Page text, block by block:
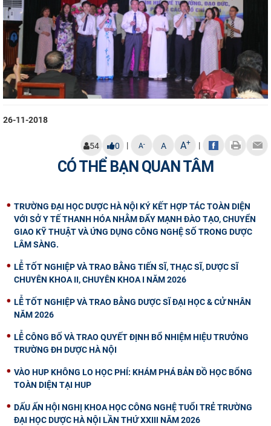
26-11-2018
54 0 | A- A A+ |
CÓ THỂ BẠN QUAN TÂM
TRƯỜNG ĐẠI HỌC DƯỢC HÀ NỘI KÝ KẾT HỢP TÁC TOÀN DIỆN
VỚI SỞ Y TẾ THANH HÓA NHẰM ĐẨY MẠNH ĐÀO TẠO, CHUYỂN
GIAO KỸ THUẬT VÀ ỨNG DỤNG CÔNG NGHỆ SỐ TRONG DƯỢC
LÂM SÀNG.
LỄ TỐT NGHIỆP VÀ TRAO BẰNG TIẾN SĨ, THẠC SĨ, DƯỢC SĨ
CHUYÊN KHOA II, CHUYÊN KHOA I NĂM 2026
LỄ TỐT NGHIỆP VÀ TRAO BẰNG DƯỢC SĨ ĐẠI HỌC & CỬ NHÂN
NĂM 2026
LỄ CÔNG BỐ VÀ TRAO QUYẾT ĐỊNH BỔ NHIỆM HIỆU TRƯỞNG
TRƯỜNG ĐH DƯỢC HÀ NỘI
VÀO HUP KHÔNG LO HỌC PHÍ: KHÁM PHÁ BẢN ĐỒ HỌC BỔNG
TOÀN DIỆN TẠI HUP
DẤU ẤN HỘI NGHỊ KHOA HỌC CÔNG NGHỆ TUỔI TRẺ TRƯỜNG
ĐẠI HỌC DƯỢC HÀ NỘI LẦN THỨ XXIII NĂM 2026